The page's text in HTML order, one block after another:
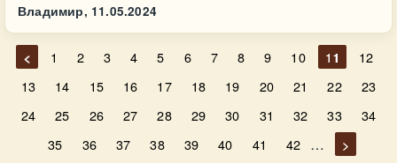
Владимир, 11.05.2024
< 1 2 3 4 5 6 7 8 9 10 11
12
13
14 15 16 17 18 19 20 21 22
23
24
25 26 27 28 29 30 31 32 33
34
35
36 37 38 39 40 41 42 … >